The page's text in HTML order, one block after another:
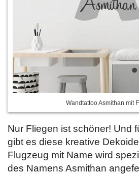
Wandtattoo Asmithan mit
Nur Fliegen ist schöner! Und
gibt es diese kreative
Flugzeug mit Name wird
des Namens Asmithan